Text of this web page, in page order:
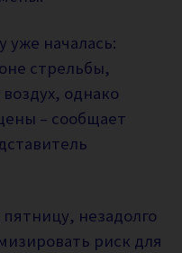
уже началась:
стрельбы,
однако
– сообщает
незадолго
риск для